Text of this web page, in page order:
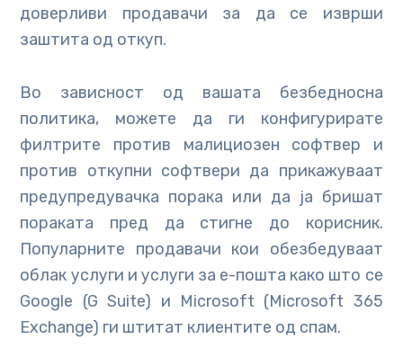
доверливи продавачи за да се изврши
заштита од откуп.
Во зависност од вашата безбедносна
политика, можете да ги конфигурирате
филтрите против малициозен софтвер и
против откупни софтвери да прикажуваат
предупредувачка порака или да ја бришат
пораката пред да стигне до корисник.
Популарните продавачи кои обезбедуваат
облак услуги и услуги за е-пошта како што се
Google (G Suite) и Microsoft (Microsoft 365
Exchange) ги штитат клиентите од спам.